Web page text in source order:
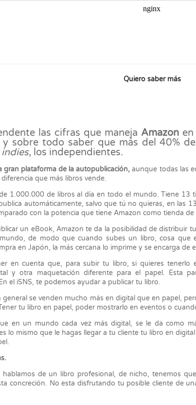
Quiero saber más
las cifras que maneja Amazon
sobre todo saber que más del 40%
indies, los independientes.
gran plataforma de la autopublicación, aunque todas las
que más libros vende.
1.000.000 de libros al día en todo el mundo. Tiene 13
automáticamente, salvo que tú no quieras, en las
con la potencia que tiene Amazon como tienda de
un eBook, Amazon te da la posibilidad de distribuir
de modo que cuando subes un libro, cosa que
en Japón, la más cercana lo imprime y se encarga de
en cuenta que, para subir tu libro, si quieres tenerlo
y otra maquetación diferente para el papel. Esta
el iSNS, te podemos ayudar a publicar tu libro.
general se venden mucho más en digital que en papel,
tu libro en papel, poder mostrarlo en eventos o
en un mundo cada vez más digital, se le da como
lo mismo que le hagas llegar a tu cliente tu libro en
hablamos de un libro profesional, de nicho, tenemos
concreción. No esta disfrutando tu posible cliente de